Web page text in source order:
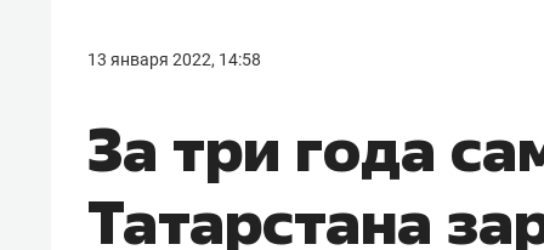
13 января 2022, 14:58
За три года
Татарстана
правил, бизнес может
потерять минимум